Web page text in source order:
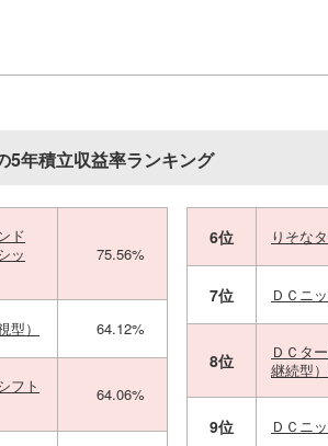
5年積立収益率ランキング
ド
ッ
75.56%
） 64.12%
フト
64.06%
6位 りそな
7位 ＤＣニ
8位
ＤＣタ
継続型
9位 ＤＣニ